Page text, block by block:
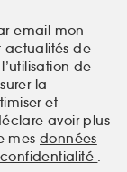
email mon
actualités de
de
la
et
avoir plus
mes données
.